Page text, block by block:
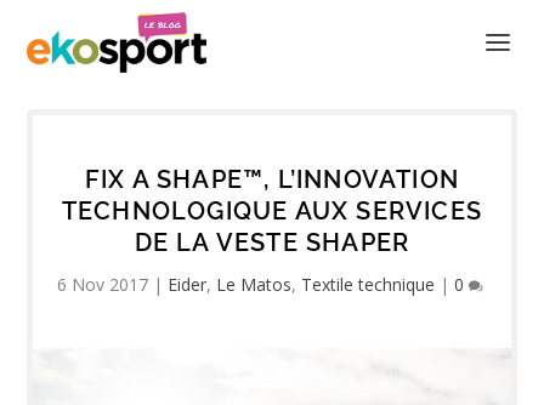
FIX A SHAPE™, L’INNOVATION
TECHNOLOGIQUE AUX SERVICES
DE LA VESTE SHAPER
6 Nov 2017 | Eider, Le Matos, Textile technique |0